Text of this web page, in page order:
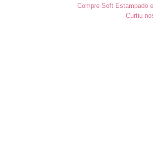
Compre Soft Estampado
Curtiu